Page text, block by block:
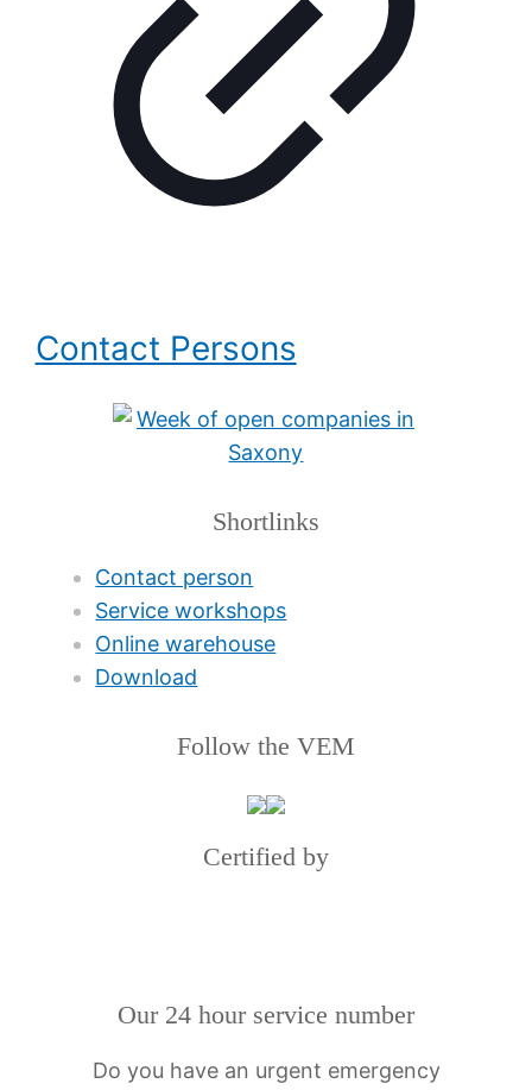
Contact Persons
Shortlinks
Contact person
Service workshops
Online warehouse
Download
Follow the VEM
Certified by
Our 24 hour service number
Do you have an urgent emergency